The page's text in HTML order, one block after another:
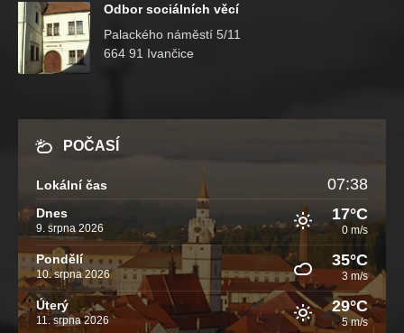
Odbor sociálních věcí
Palackého náměstí 5/11
664 91 Ivančice
POČASÍ
Lokální čas 07:38
Dnes
9. srpna 2026
17°C
0 m/s
Pondělí
10. srpna 2026
35°C
3 m/s
Úterý
11. srpna 2026
29°C
5 m/s